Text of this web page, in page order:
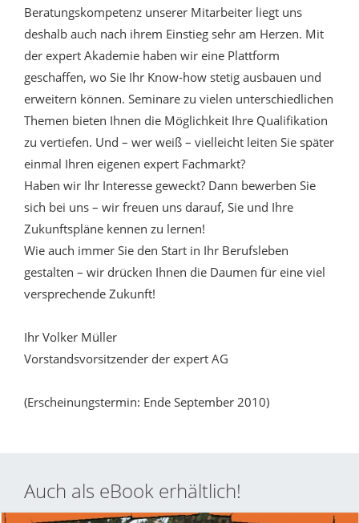
Beratungskompetenz unserer Mitarbeiter liegt uns
deshalb auch nach ihrem Einstieg sehr am Herzen. Mit
der expert Akademie haben wir eine Plattform
geschaffen, wo Sie Ihr Know-how stetig ausbauen und
erweitern können. Seminare zu vielen unterschiedlichen
Themen bieten Ihnen die Möglichkeit Ihre Qualifikation
zu vertiefen. Und – wer weiß – vielleicht leiten Sie später
einmal Ihren eigenen expert Fachmarkt?
Haben wir Ihr Interesse geweckt? Dann bewerben Sie
sich bei uns – wir freuen uns darauf, Sie und Ihre
Zukunftspläne kennen zu lernen!
Wie auch immer Sie den Start in Ihr Berufsleben
gestalten – wir drücken Ihnen die Daumen für eine viel
versprechende Zukunft!
Ihr Volker Müller
Vorstandsvorsitzender der expert AG
(Erscheinungstermin: Ende September 2010)
Auch als eBook erhältlich!